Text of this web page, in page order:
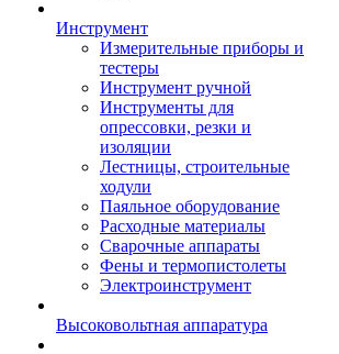
Инструмент
Измерительные приборы и
тестеры
Инструмент ручной
Инструменты для
опрессовки, резки и
изоляции
Лестницы, строительные
ходули
Паяльное оборудование
Расходные материалы
Сварочные аппараты
Фены и термопистолеты
Электроинструмент
Высоковольтная аппаратура